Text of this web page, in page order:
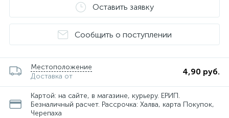
Оставить заявку
Сообщить о поступлении
Местоположение
Доставка от
4,90 руб.
Картой: на сайте, в магазине, курьеру. ЕРИП.
Безналичный расчет. Рассрочка: Халва, карта Покупок,
Черепаха